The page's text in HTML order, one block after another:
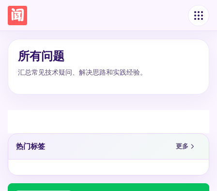
所有问题
汇总常见技术疑问、解决思路和实践经验。
热门标签 更多